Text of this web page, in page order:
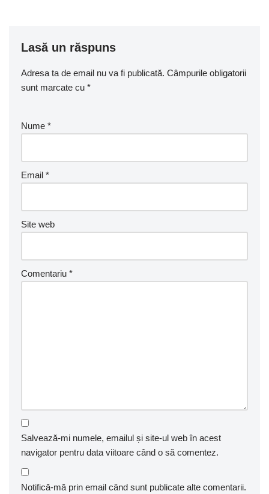
Lasă un răspuns
Adresa ta de email nu va fi publicată. Câmpurile obligatorii
sunt marcate cu *
Nume *
Email *
Site web
Comentariu *
Salvează-mi numele, emailul și site-ul web în acest
navigator pentru data viitoare când o să comentez.
Notifică-mă prin email când sunt publicate alte comentarii.